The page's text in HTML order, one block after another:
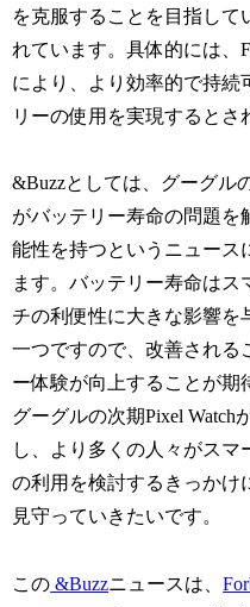
を克服することを目指して
れています。具体的には、
により、より効率的で持続
リーの使用を実現するとさ
&Buzzとしては、グーグル
がバッテリー寿命の問題を
能性を持つというニュース
ます。バッテリー寿命はス
チの利便性に大きな影響を
一つですので、改善される
ー体験が向上することが期
グーグルの次期Pixel Watch
し、より多くの人々がスマ
の利用を検討するきっかけ
見守っていきたいです。
この &Buzzニュースは、